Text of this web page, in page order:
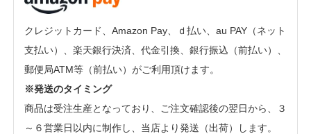
クレジットカード、Amazon Pay、ｄ払い、au PAY（ネット
支払い）、楽天銀行決済、代金引換、銀行振込（前払い）、
郵便局ATM等（前払い）がご利用頂けます。
※発送のタイミング
商品は受注生産となっており、ご注文確認後の翌日から、３
～６営業日以内に制作し、当店より発送（出荷）します。